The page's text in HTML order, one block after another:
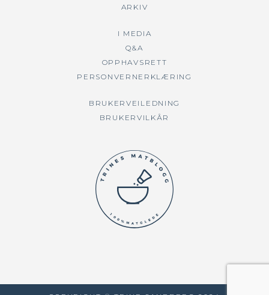
ARKIV
I MEDIA
Q&A
OPPHAVSRETT
PERSONVERNERKLÆRING
BRUKERVEILEDNING
BRUKERVILKÅR